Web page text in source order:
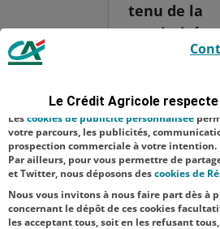
tenu de la
proximité
la
nécessité
préalable de
l’architecte
Bâtiments...
Le Crédit Agricole
indispensables car utilisés à des fins de
sécurité ; d’autres sont facultatifs. Les
satisfaction facultatifs.
Lescookies de publicité personnalisée
votre parcours, les publicités,
prospection commerciale à votre intention.
Par ailleurs, pour vous permettre de
et Twitter, nous déposons descookies de
Nous vous invitons à nous faire part dès à
concernant le dépôt de ces cookies
les acceptant tous, soit en les refusant